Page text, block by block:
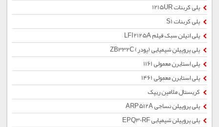
پلی کربنات 1215UR
پلی کربنات S1
پلی اتیلن سبک فیلم LFI2125A
پلی پروپیلن شیمیایی (پودر) ZB332C
پلی استایرن معمولی 1161
پلی استایرن معمولی 1461
کریستال ملامین ریپک
پلی پروپیلن نساجی ARP512A
پلی پروپیلن شیمیایی EPQ30RF